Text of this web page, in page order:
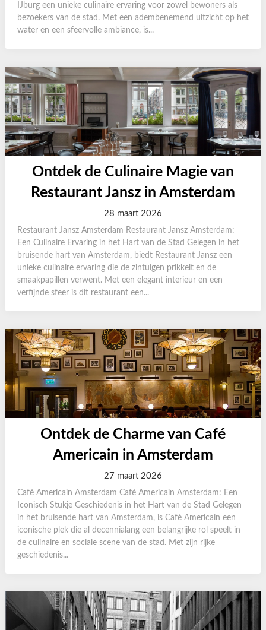
IJburg een unieke culinaire ervaring voor zowel bewoners als
bezoekers van de stad. Met een adembenemend uitzicht op het
water en een sfeervolle ambiance, is...
Ontdek de Culinaire Magie van
Restaurant Jansz in Amsterdam
28 maart 2026
Restaurant Jansz Amsterdam Restaurant Jansz Amsterdam:
Een Culinaire Ervaring in het Hart van de Stad Gelegen in het
bruisende hart van Amsterdam, biedt Restaurant Jansz een
unieke culinaire ervaring die de zintuigen prikkelt en de
smaakpapillen verwent. Met een elegant interieur en een
verfijnde sfeer is dit restaurant een...
Ontdek de Charme van Café
Americain in Amsterdam
27 maart 2026
Café Americain Amsterdam Café Americain Amsterdam: Een
Iconisch Stukje Geschiedenis in het Hart van de Stad Gelegen
in het bruisende hart van Amsterdam, is Café Americain een
iconische plek die al decennialang een belangrijke rol speelt in
de culinaire en sociale scene van de stad. Met zijn rijke
geschiedenis...